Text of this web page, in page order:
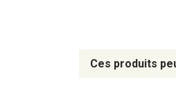
Ces produits